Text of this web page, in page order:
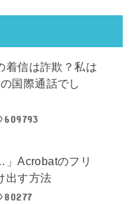
着信は詐欺？私は
国際通話でし
609793
」Acrobatのフリ
出す方法
80277